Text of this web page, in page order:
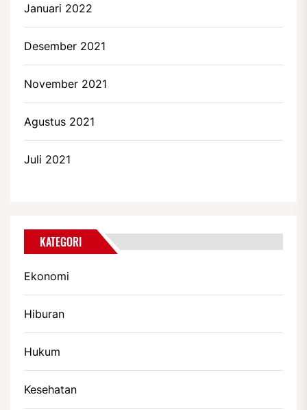
Januari 2022
Desember 2021
November 2021
Agustus 2021
Juli 2021
KATEGORI
Ekonomi
Hiburan
Hukum
Kesehatan